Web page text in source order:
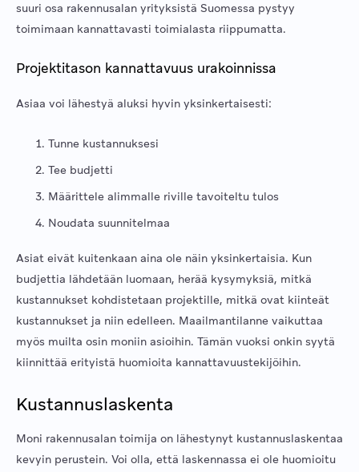
suuri osa rakennusalan yrityksistä Suomessa pystyy
toimimaan kannattavasti toimialasta riippumatta.
Projektitason kannattavuus urakoinnissa
Asiaa voi lähestyä aluksi hyvin yksinkertaisesti:
Tunne kustannuksesi
Tee budjetti
Määrittele alimmalle riville tavoiteltu tulos
Noudata suunnitelmaa
Asiat eivät kuitenkaan aina ole näin yksinkertaisia. Kun
budjettia lähdetään luomaan, herää kysymyksiä, mitkä
kustannukset kohdistetaan projektille, mitkä ovat kiinteät
kustannukset ja niin edelleen. Maailmantilanne vaikuttaa
myös muilta osin moniin asioihin. Tämän vuoksi onkin syytä
kiinnittää erityistä huomioita kannattavuustekijöihin.
Kustannuslaskenta
Moni rakennusalan toimija on lähestynyt kustannuslaskentaa
kevyin perustein. Voi olla, että laskennassa ei ole huomioitu